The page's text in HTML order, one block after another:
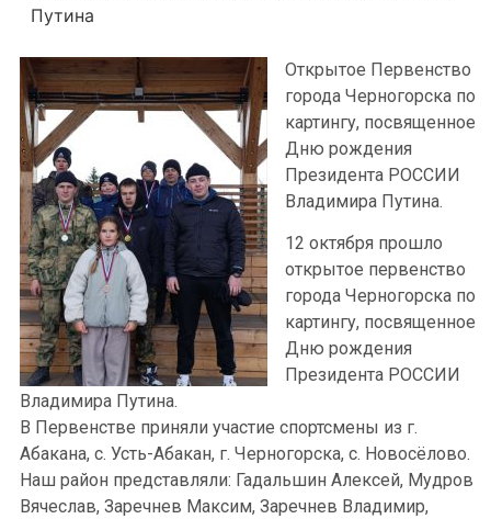
Путина
Открытое Первенство
города Черногорска по
картингу, посвященное
Дню рождения
Президента РОССИИ
Владимира Путина.
12 октября прошло
открытое первенство
города Черногорска по
картингу, посвященное
Дню рождения
Президента РОССИИ
Владимира Путина.
В Первенстве приняли участие спортсмены из г.
Абакана, с. Усть-Абакан, г. Черногорска, с. Новосёлово.
Наш район представляли: Гадальшин Алексей, Мудров
Вячеслав, Заречнев Максим, Заречнев Владимир,